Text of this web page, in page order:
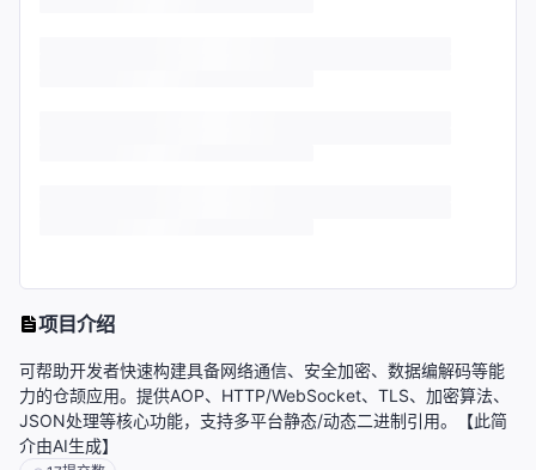
项目介绍
可帮助开发者快速构建具备网络通信、安全加密、数据编解码等能
力的仓颉应用。提供AOP、HTTP/WebSocket、TLS、加密算法、
JSON处理等核心功能，支持多平台静态/动态二进制引用。【此简
介由AI生成】